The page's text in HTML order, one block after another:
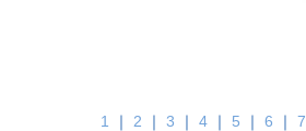
1 ｜ 2 ｜ 3 ｜ 4 ｜ 5 ｜ 6 ｜ 7